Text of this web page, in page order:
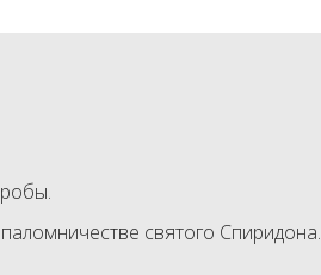
святого Спиридона.